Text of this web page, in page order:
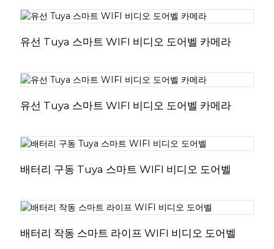
유선 Tuya 스마트 WIFI 비디오 도어벨 카메라
유선 Tuya 스마트 WIFI 비디오 도어벨 카메라
배터리 구동 Tuya 스마트 WIFI 비디오 도어벨
배터리 작동 스마트 라이프 WIFI 비디오 도어벨